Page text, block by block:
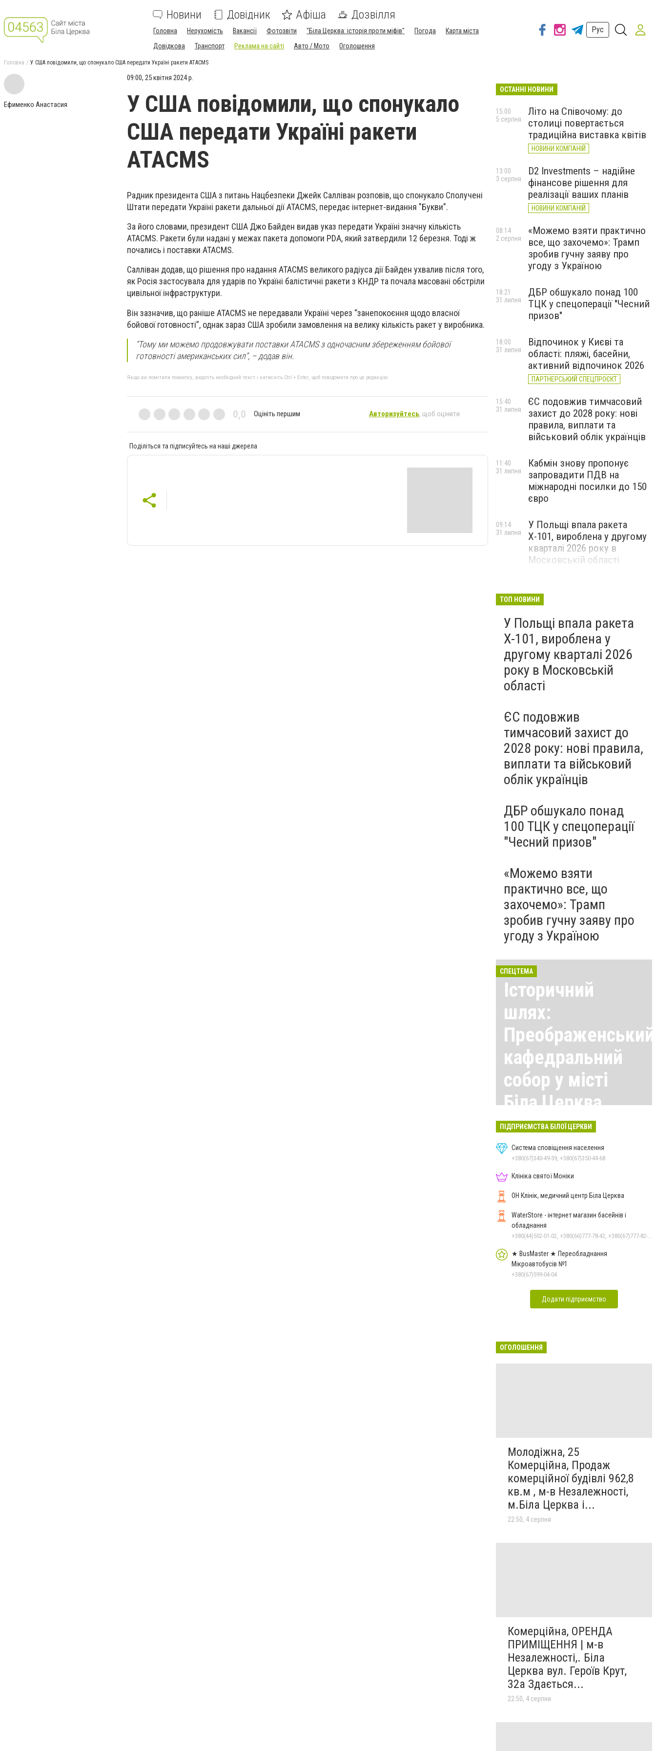
Новини Довідник Афіша Дозвілля
Головна Нерухомість Вакансії Фотозвіти "Біла Церква: історія проти міфів" Погода
Карта міста
Довідкова
Транспорт Реклама на сайті Авто / Мото Оголошення
Рус
Головна У США повідомили, що спонукало США передати Україні ракети ATACMS
Ефименко Анастасия
09:00, 25 квітня 2024 р.
У США повідомили, що спонукало
США передати Україні ракети
ATACMS
Радник президента США з питань Нацбезпеки Джейк Салліван розповів, що спонукало Сполучені
Штати передати Україні ракети дальньої дії ATACMS, передає інтернет-видання "Букви".
За його словами, президент США Джо Байден видав указ передати Україні значну кількість
ATACMS. Ракети були надані у межах пакета допомоги PDA, який затвердили 12 березня. Тоді ж
почались і поставки ATACMS.
Салліван додав, що рішення про надання ATACMS великого радіуса дії Байден ухвалив після того,
як Росія застосувала для ударів по Україні балістичні ракети з КНДР та почала масовані обстріли
цивільної інфраструктури.
Він зазначив, що раніше ATACMS не передавали Україні через “занепокоєння щодо власної
бойової готовності”, однак зараз США зробили замовлення на велику кількість ракет у виробника.
“Тому ми можемо продовжувати поставки ATACMS з одночасним збереженням бойової
готовності американських сил”, – додав він.
Якщо ви помітили помилку, виділіть необхідний текст і натисніть Ctrl + Enter, щоб повідомити про це редакцію
0,0 Оцініть першим Авторизуйтесь, щоб оцінити
Поділіться та підписуйтесь на наші джерела
ОСТАННІ НОВИНИ
Літо на Співочому: до
столиці повертається
традиційна виставка квітів
НОВИНИ КОМПАНІЙ
15:00
5 серпня
D2 Investments – надійне
фінансове рішення для
реалізації ваших планів
НОВИНИ КОМПАНІЙ
13:00
3 серпня
«Можемо взяти практично
все, що захочемо»: Трамп
зробив гучну заяву про
угоду з Україною
08:14
2 серпня
ДБР обшукало понад 100
ТЦК у спецоперації "Чесний
призов"
18:21
31 липня
Відпочинок у Києві та
області: пляжі, басейни,
активний відпочинок 2026
ПАРТНЕРСЬКИЙ СПЕЦПРОЄКТ
18:00
31 липня
ЄС подовжив тимчасовий
захист до 2028 року: нові
правила, виплати та
військовий облік українців
15:40
31 липня
Кабмін знову пропонує
запровадити ПДВ на
міжнародні посилки до 150
євро
11:40
31 липня
У Польщі впала ракета
Х-101, вироблена у другому
кварталі 2026 року в
Московській області
09:14
31 липня
ТОП НОВИНИ
У Польщі впала ракета
Х-101, вироблена у
другому кварталі 2026
року в Московській
області
ЄС подовжив
тимчасовий захист до
2028 року: нові правила,
виплати та військовий
облік українців
ДБР обшукало понад
100 ТЦК у спецоперації
"Чесний призов"
«Можемо взяти
практично все, що
захочемо»: Трамп
зробив гучну заяву про
угоду з Україною
СПЕЦТЕМА
Історичний
шлях:
Преображенський
кафедральний
собор у місті
Біла Церква
Всі матеріали тут
ПІДПРИЄМСТВА БІЛОЇ ЦЕРКВИ
Система сповіщення населення
+380(67)340-49-59, +380(67)350-44-68
Клініка святої Моніки
ОН Клінік, медичний центр Біла Церква
WaterStore - інтернет магазин басейнів і
обладнання
★ BusMaster ★ Переобладнання
Мікроавтобусів №1
+380(67)599-04-04
Додати підприємство
ОГОЛОШЕННЯ
Молодіжна, 25
Комерційна, Продаж
комерційної будівлі 962,8
кв.м , м-в Незалежності,
м.Біла Церква і...
22:50, 4 серпня
Комерційна, ОРЕНДА
ПРИМІЩЕННЯ | м-в
Незалежності,. Біла
Церква вул. Героїв Крут,
32а Здається...
22:50, 4 серпня